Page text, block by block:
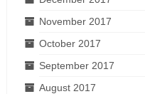
November 2017
October 2017
September 2017
August 2017